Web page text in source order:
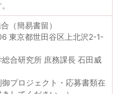
（簡易書留）
東京都世田谷区上北沢2-1-
合研究所 庶務課長 石田威
御プロジェクト・応募書類在